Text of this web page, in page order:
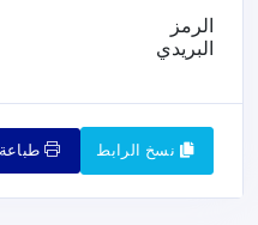
الرمز
البريدي
نسخ الرابط طباعة